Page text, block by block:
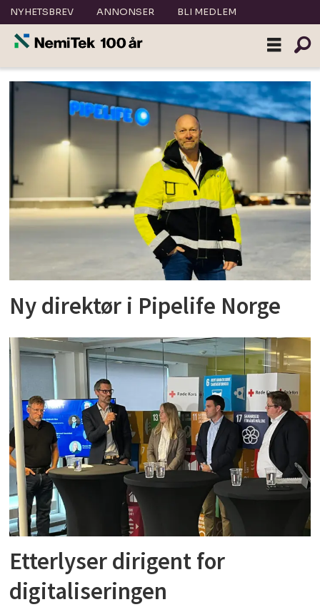
NYHETSBREV ANNONSER BLI MEDLEM
Tag:
pipelife
Ny direktør i Pipelife Norge
Etterlyser dirigent for
digitaliseringen